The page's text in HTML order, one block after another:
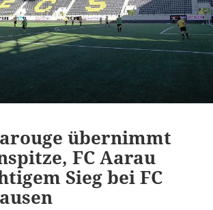
übernimmt
FC Aarau
Sieg bei FC